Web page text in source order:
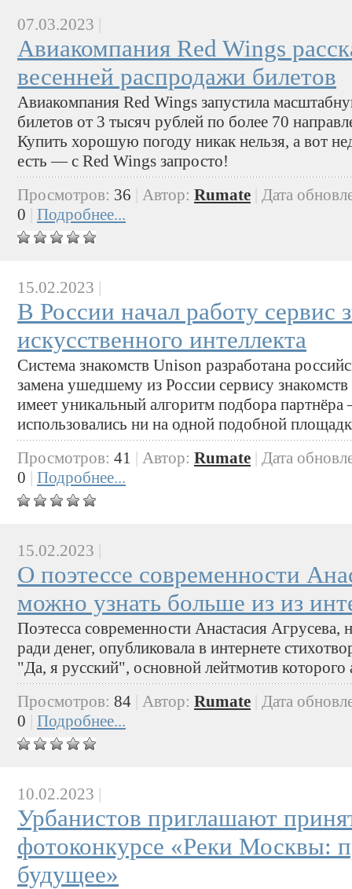
07.03.2023
Авиакомпания Red Wings
весенней распродажи билетов
Авиакомпания Red Wings запустила
билетов от 3 тысяч рублей по более 70
Купить хорошую погоду никак нельзя, а вот
есть — с Red Wings запросто!
Просмотров: 36 Автор: Rumate
Дата
0
Подробнее...
15.02.2023 |
В России начал работу сервис
искусственного интеллекта
Система знакомств Unison разработана
замена ушедшему из России сервису
имеет уникальный алгоритм подбора партнёра
использовались ни на одной подобной
Просмотров: 41 | Автор: Rumate | Дата
0 | Подробнее...
15.02.2023
О поэтессе современности
можно узнать больше из из
Поэтесса современности Анастасия Агрусева,
ради денег, опубликовала в интернете
"Да, я русский", основной лейтмотив которого
Просмотров: 84 Автор: Rumate
Дата
0
Подробнее...
10.02.2023 |
Урбанистов приглашают
фотоконкурсе «Реки Москвы:
будущее»